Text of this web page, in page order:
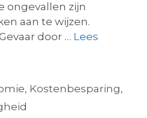
ongevallen zijn
aan te wijzen.
door … Lees
, Kostenbesparing,